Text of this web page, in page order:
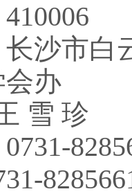
410006
长沙市白
办
雪 珍
0731-